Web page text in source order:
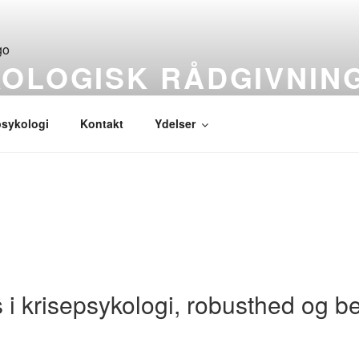
Kontakt Ydelser
i krisepsykologi, robusthed og